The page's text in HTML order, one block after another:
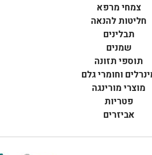
צמחי מרפא
חליטות להנאה
תבלינים
שמנים
תוספי תזונה
וחומרי גלם
מוצרי מורינגה
פטריות
אביזרים